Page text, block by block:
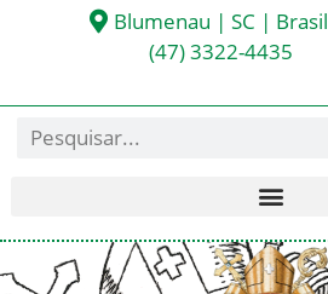
Blumenau | SC | Brasil
(47) 3322-4435